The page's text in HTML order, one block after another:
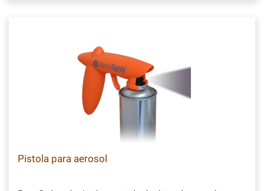
Pistola para aerosol